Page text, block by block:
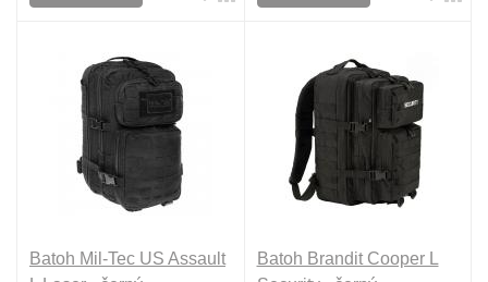
Batoh Mil-Tec US Assault
Batoh Brandit Cooper L